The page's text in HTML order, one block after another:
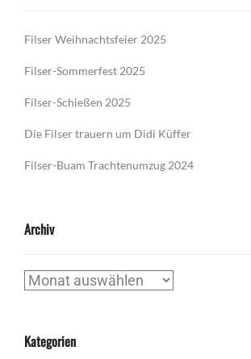
Filser Weihnachtsfeier 2025
Filser-Sommerfest 2025
Filser-Schießen 2025
Die Filser trauern um Didi Küffer
Filser-Buam Trachtenumzug 2024
Archiv
Archiv
Kategorien